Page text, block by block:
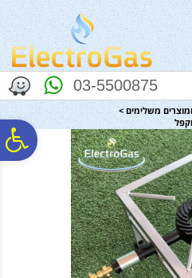
נגישות
אתר
המרכזי
03-5500875
משלימים>